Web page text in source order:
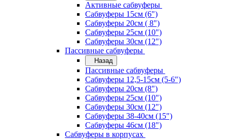
Активные сабвуферы
Сабвуферы 15см (6")
Сабвуферы 20см ( 8")
Сабвуферы 25см (10")
Сабвуферы 30см (12")
Пассивные сабвуферы
Назад
Пассивные сабвуферы
Сабвуферы 12,5-15см (5-6")
Сабвуферы 20см (8")
Сабвуферы 25см (10")
Сабвуферы 30см (12")
Сабвуферы 38-40см (15")
Сабвуферы 46см (18")
Сабвуферы в корпусах